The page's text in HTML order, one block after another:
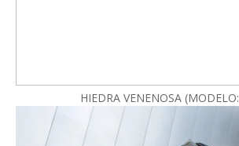
HIEDRA VENENOSA (MODELO: